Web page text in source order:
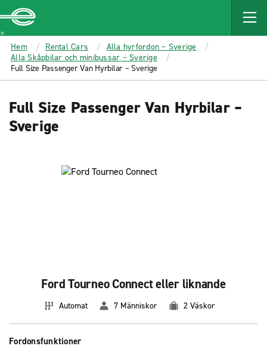
MAIN
CONTENT
Enterprise
Hem Rental Cars
Alla hyrfordon – Sverige
Alla Skåpbilar och minibussar – Sverige
Full Size Passenger Van Hyrbilar – Sverige
Full Size Passenger Van Hyrbilar –
Sverige
Ford Tourneo Connect eller liknande
Automat 7 Människor 2 Väskor
Fordonsfunktioner